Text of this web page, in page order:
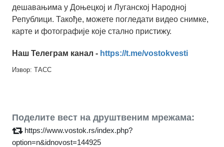
дешавањима у Доњецкој и Луганској Народној
Републици. Такође, можете погледати видео снимке,
карте и фотографије које стално пристижу.
Наш Телеграм канал - https://t.me/vostokvesti
Извор: ТАСС
Поделите вест на друштвеним мрежама:
https://www.vostok.rs/index.php?
option=n&idnovost=144925